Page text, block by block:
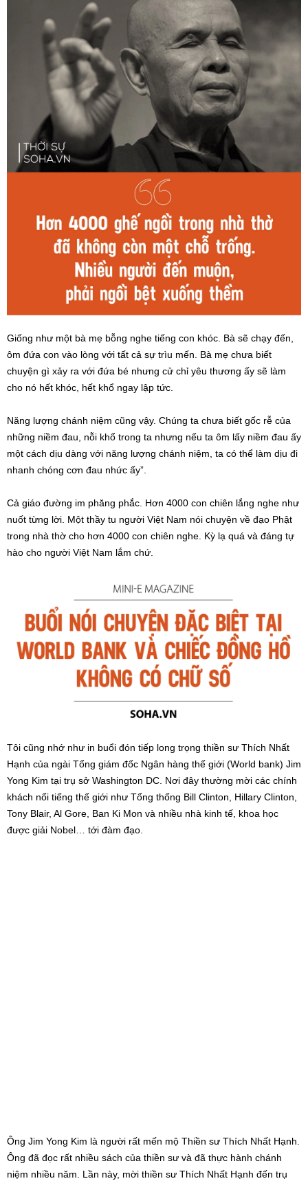
Giống như một bà mẹ bỗng nghe tiếng con khóc. Bà sẽ chạy đến,
ôm đứa con vào lòng với tất cả sự trìu mến. Bà mẹ chưa biết
chuyện gì xảy ra với đứa bé nhưng cử chỉ yêu thương ấy sẽ làm
cho nó hết khóc, hết khổ ngay lập tức.
Năng lượng chánh niệm cũng vậy. Chúng ta chưa biết gốc rễ của
những niềm đau, nỗi khổ trong ta nhưng nếu ta ôm lấy niềm đau ấy
một cách dịu dàng với năng lượng chánh niệm, ta có thể làm dịu đi
nhanh chóng cơn đau nhức ấy”.
Cả giáo đường im phăng phắc. Hơn 4000 con chiên lắng nghe như
nuốt từng lời. Một thầy tu người Việt Nam nói chuyện về đạo Phật
trong nhà thờ cho hơn 4000 con chiên nghe. Kỳ lạ quá và đáng tự
hào cho người Việt Nam lắm chứ.
Tôi cũng nhớ như in buổi đón tiếp long trọng thiền sư Thích Nhất
Hạnh của ngài Tổng giám đốc Ngân hàng thế giới (World bank) Jim
Yong Kim tại trụ sở Washington DC. Nơi đây thường mời các chính
khách nổi tiếng thế giới như Tổng thống Bill Clinton, Hillary Clinton,
Tony Blair, Al Gore, Ban Ki Mon và nhiều nhà kinh tế, khoa học
được giải Nobel… tới đàm đạo.
Ông Jim Yong Kim là người rất mến mộ Thiền sư Thích Nhất Hạnh.
Ông đã đọc rất nhiều sách của thiền sư và đã thực hành chánh
niệm nhiều năm. Lần này, mời thiền sư Thích Nhất Hạnh đến trụ